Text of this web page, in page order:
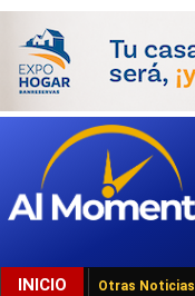
INICIO Otras Noticias